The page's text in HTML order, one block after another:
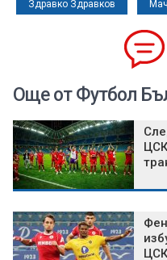
Здравко Здравков
Още от Футбол